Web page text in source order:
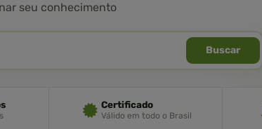
seu conhecimento
Buscar
Certificado
Válido em todo o Brasil